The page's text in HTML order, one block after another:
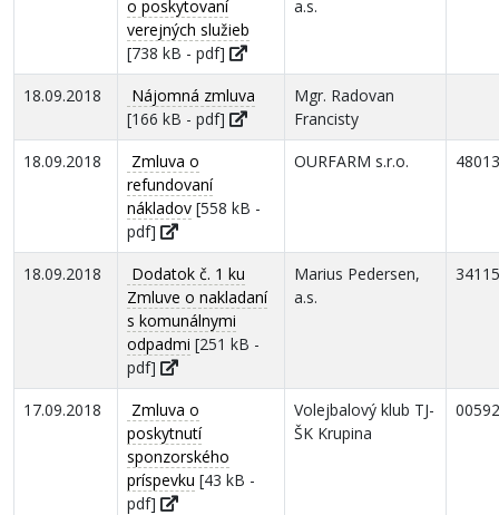
o poskytovaní
verejných služieb
[738 kB - pdf]
a.s.
18.09.2018
Nájomná zmluva
[166 kB - pdf]
Mgr. Radovan
Francisty
18.09.2018
Zmluva o
refundovaní
nákladov [558 kB -
pdf]
OURFARM s.r.o.
18.09.2018
Dodatok č. 1 ku
Zmluve o nakladaní
s komunálnymi
odpadmi [251 kB -
pdf]
Marius Pedersen,
a.s.
17.09.2018
Zmluva o
poskytnutí
sponzorského
príspevku [43 kB -
pdf]
Volejbalový klub TJ-
ŠK Krupina